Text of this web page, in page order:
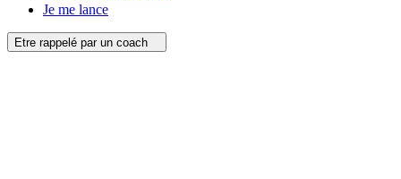
Je me lance
Etre rappelé par un coach